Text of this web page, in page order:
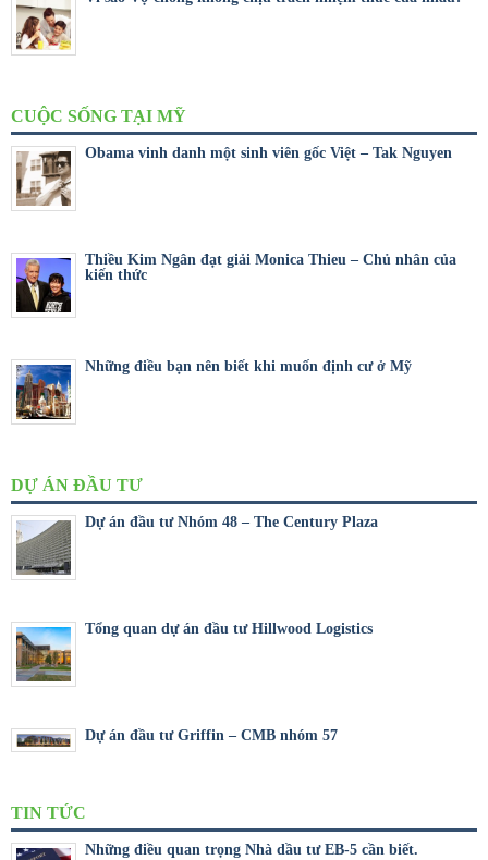
CUỘC SỐNG TẠI MỸ
Obama vinh danh một sinh viên gốc Việt – Tak Nguyen
Thiều Kim Ngân đạt giải Monica Thieu – Chủ nhân của
kiến thức
Những điều bạn nên biết khi muốn định cư ở Mỹ
DỰ ÁN ĐẦU TƯ
Dự án đầu tư Nhóm 48 – The Century Plaza
Tổng quan dự án đầu tư Hillwood Logistics
Dự án đầu tư Griffin – CMB nhóm 57
TIN TỨC
Những điều quan trọng Nhà dầu tư EB-5 cần biết.